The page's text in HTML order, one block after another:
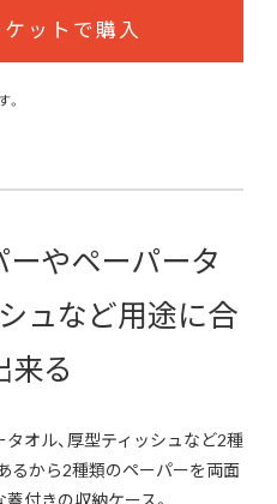
ットで購入
やペーパータ
ュなど用途に合
来る
オル、厚型ティッシュなど2種
るから2種類のペーパーを両面